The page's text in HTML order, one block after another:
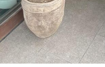
0906 645 777
Đặt báo Quảng cáo RSS
Tổng biên tập: Nguyễn Ngọc
Phó tổng biên tập: Hải Thành